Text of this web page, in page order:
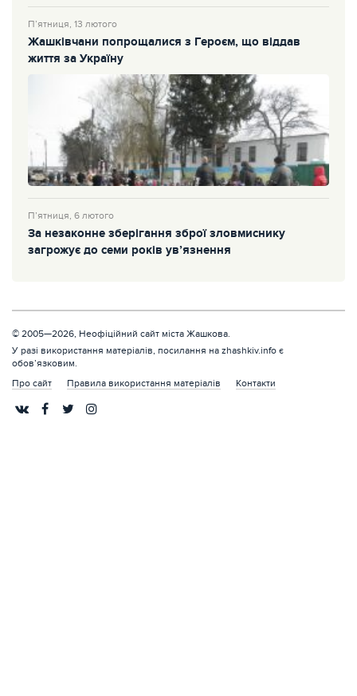
П’ятниця, 13 лютого
Жашківчани попрощалися з Героєм, що віддав
життя за Україну
П’ятниця, 6 лютого
За незаконне зберігання зброї зловмиснику
загрожує до семи років ув’язнення
© 2005—2026, Неофіційний сайт міста Жашкова.
У разі використання матеріалів, посилання на zhashkiv.info є
обов’язковим.
Про сайт
Правила використання матеріалів Контакти